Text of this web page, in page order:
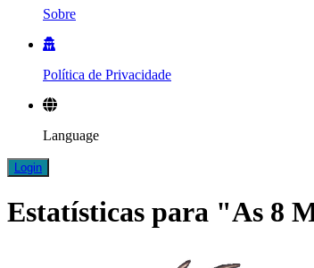
Sobre
Política de Privacidade
Language
Login
Estatísticas para "As 8